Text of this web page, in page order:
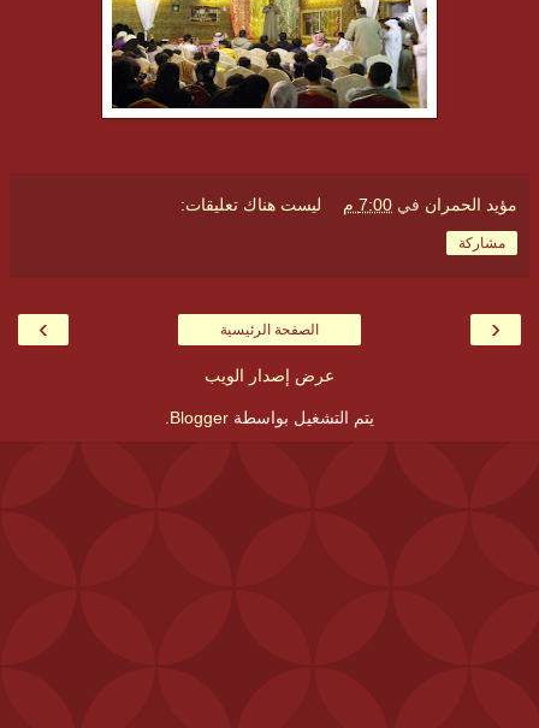
مؤيد الحمران في 7:00 م ليست هناك تعليقات:
مشاركة
‹
› الصفحة الرئيسية
عرض إصدار الويب
يتم التشغيل بواسطة Blogger